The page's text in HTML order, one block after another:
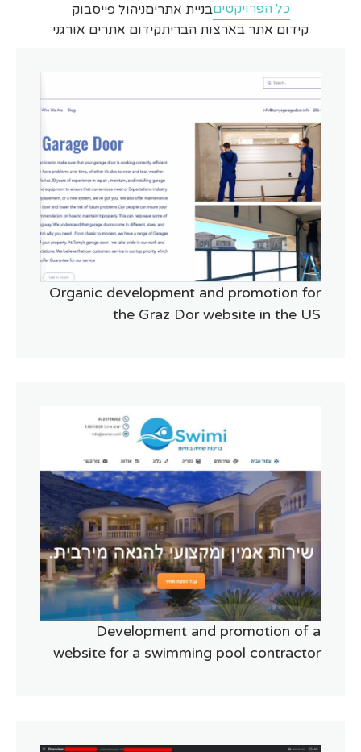
כל הפרויקטיםבניית אתריםניהול פייסבוק
קידום אתר בארצות הבריתקידום אתרים אורגני
Organic development and promotion for
the Graz Dor website in the US
Development and promotion of a
website for a swimming pool contractor